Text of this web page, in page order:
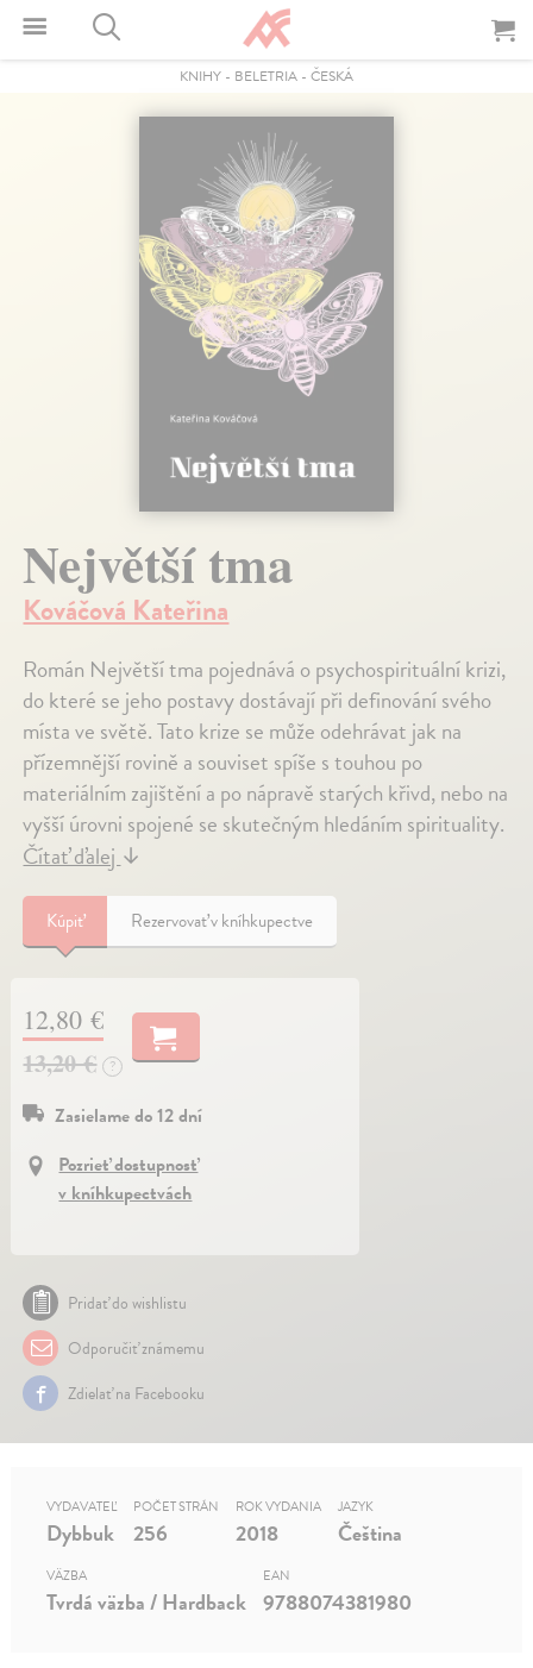
KNIHY - BELETRIA - ČESKÁ
Největší tma
Kováčová Kateřina
Román Největší tma pojednává o psychospirituální krizi,
do které se jeho postavy dostávají při definování svého
místa ve světě. Tato krize se může odehrávat jak na
přízemnější rovině a souviset spíše s touhou po
materiálním zajištění a po nápravě starých křivd, nebo na
vyšší úrovni spojené se skutečným hledáním spirituality.
Čítať ďalej↓
Kúpiť Rezervovať v kníhkupectve
12,80 €
13,20 €
?
Zasielame do 12 dní
Pozrieť dostupnosť
v kníhkupectvách
Pridať do wishlistu
Odporučiť známemu
Zdielať na Facebooku
VYDAVATEĽ
Dybbuk
POČET STRÁN
256
ROK VYDANIA
2018
JAZYK
Čeština
VÄZBA
Tvrdá väzba / Hardback
EAN
9788074381980